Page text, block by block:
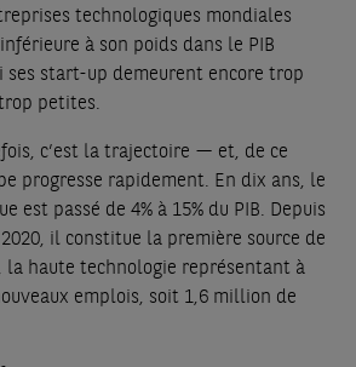
technologiques mondiales
à son poids dans le PIB
ses start-up demeurent encore trop
petites.
c’est la trajectoire — et, de ce
progresse rapidement. En dix ans, le
est passé de 4% à 15% du PIB. Depuis
il constitue la première source de
la haute technologie représentant à
emplois, soit 1,6 million de